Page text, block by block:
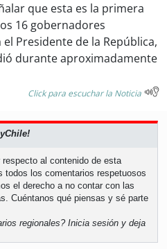
que esta es la primera
16 gobernadores
Presidente de la República,
durante aproximadamente
Click para escuchar la Noticia
al contenido de esta
todos los comentarios respetuosos
el derecho a no contar con las
Cuéntanos qué piensas y sé parte
regionales?Inicia sesión y deja